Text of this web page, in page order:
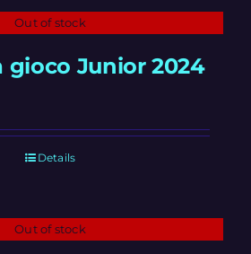
Out of stock
gioco Junior 2024
Details
Out of stock